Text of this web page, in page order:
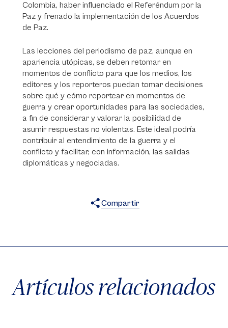
Colombia, haber influenciado el Referéndum por la
Paz y frenado la implementación de los Acuerdos
de Paz.
Las lecciones del periodismo de paz, aunque en
apariencia utópicas, se deben retomar en
momentos de conflicto para que los medios, los
editores y los reporteros puedan tomar decisiones
sobre qué y cómo reportear en momentos de
guerra y crear oportunidades para las sociedades,
a fin de considerar y valorar la posibilidad de
asumir respuestas no violentas. Este ideal podría
contribuir al entendimiento de la guerra y el
conflicto y facilitar, con información, las salidas
diplomáticas y negociadas.
Compartir
Artículos relacionados